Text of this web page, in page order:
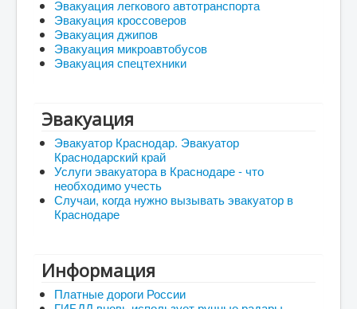
Эвакуация легкового автотранспорта
Эвакуация кроссоверов
Эвакуация джипов
Эвакуация микроавтобусов
Эвакуация спецтехники
Эвакуация
Эвакуатор Краснодар. Эвакуатор
Краснодарский край
Услуги эвакуатора в Краснодаре - что
необходимо учесть
Случаи, когда нужно вызывать эвакуатор в
Краснодаре
Информация
Платные дороги России